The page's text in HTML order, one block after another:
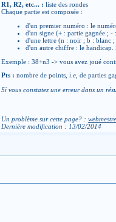
R1, R2, etc... : liste des rondes
Chaque partie est composée :
d'un premier numéro : le
d'un signe (+ : partie gagnée ;
d'une lettre (n : noir ; b : blanc ;
d'un autre chiffre : le handicap.
Exemple : 38+n3 -> vous avez joué
Pts : nombre de points, i.e , de parties
Si vous constatez une erreur dans un
Un problème sur cette page? : webmestre
Dernière modification : 13/02/2014